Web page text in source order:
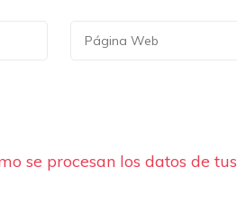
se procesan los datos de tus